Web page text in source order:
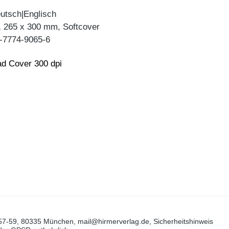
265 x 300 mm, Softcover
9065-6
Cover 300 dpi
59, 80335 München, mail@hirmerverlag.de, Sicherheitshinweis